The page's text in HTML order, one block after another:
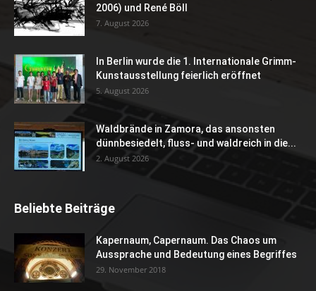
2006) und René Böll
7. August 2026
In Berlin wurde die 1. Internationale Grimm-
Kunstausstellung feierlich eröffnet
5. August 2026
Waldbrände in Zamora, das ansonsten
dünnbesiedelt, fluss- und waldreich in die...
2. August 2026
Beliebte Beiträge
Kapernaum, Capernaum. Das Chaos um
Aussprache und Bedeutung eines Begriffes
29. November 2018